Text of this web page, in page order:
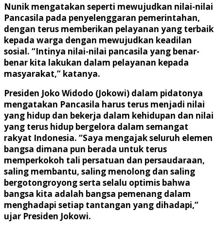
Nunik mengatakan seperti mewujudkan nilai-nilai
Pancasila pada penyelenggaran pemerintahan,
dengan terus memberikan pelayanan yang terbaik
kepada warga dengan mewujudkan keadilan
sosial. “Intinya nilai-nilai pancasila yang benar-
benar kita lakukan dalam pelayanan kepada
masyarakat,” katanya.
Presiden Joko Widodo (Jokowi) dalam pidatonya
mengatakan Pancasila harus terus menjadi nilai
yang hidup dan bekerja dalam kehidupan dan nilai
yang terus hidup bergelora dalam semangat
rakyat Indonesia. “Saya mengajak seluruh elemen
bangsa dimana pun berada untuk terus
memperkokoh tali persatuan dan persaudaraan,
saling membantu, saling menolong dan saling
bergotongroyong serta selalu optimis bahwa
bangsa kita adalah bangsa pemenang dalam
menghadapi setiap tantangan yang dihadapi,”
ujar Presiden Jokowi.